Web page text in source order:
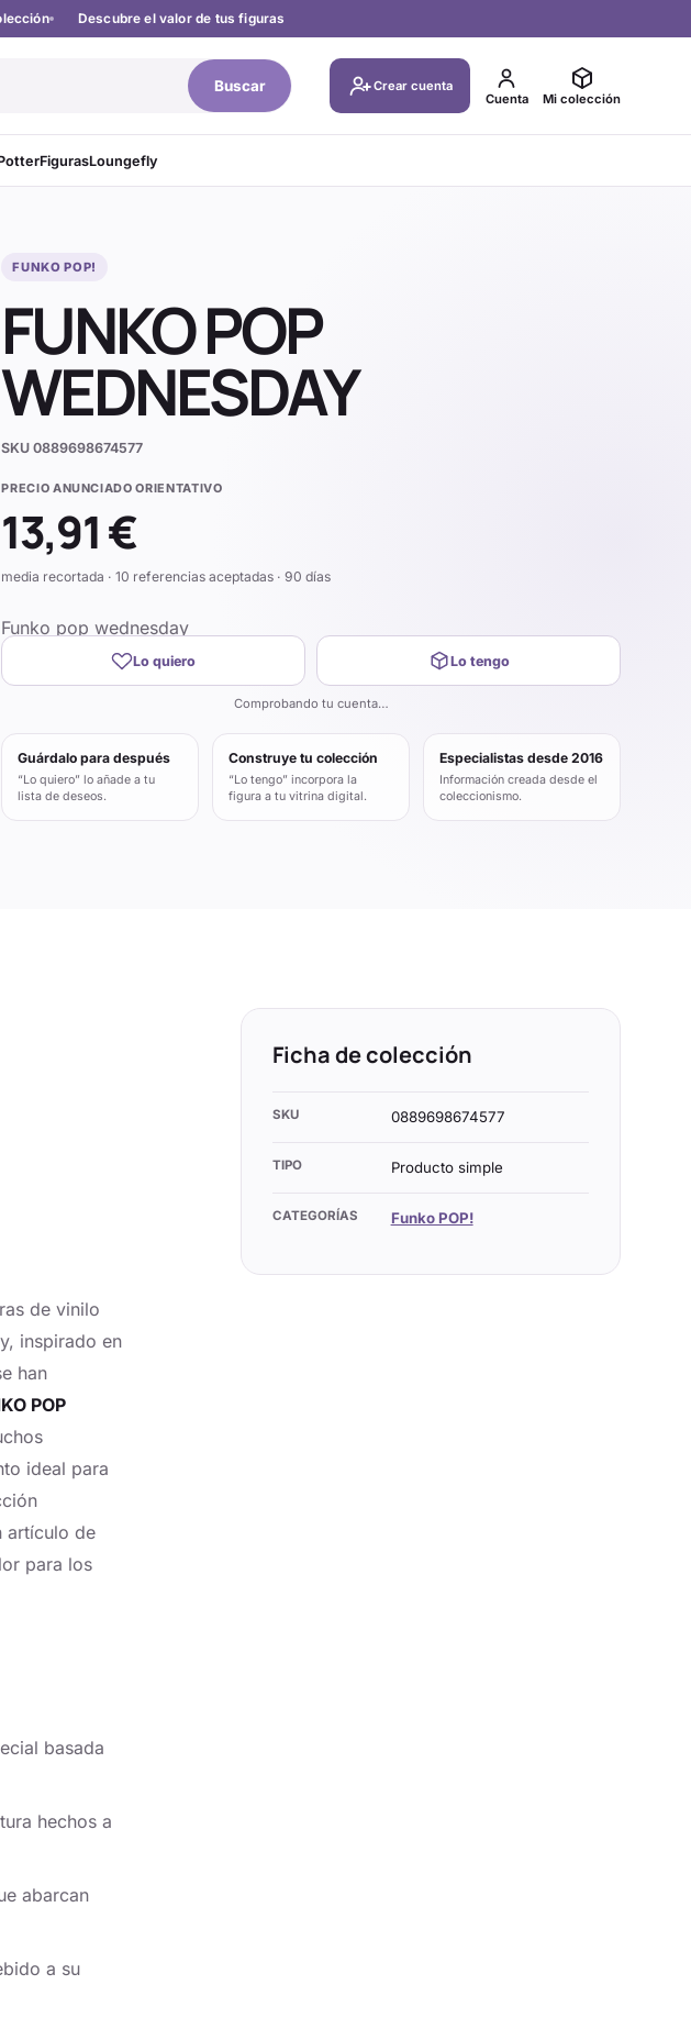
Descubre el valor de tus figuras
Buscar
Crear cuenta
Cuenta
Mi colección
FigurasLoungefly
FUNKO POP!
FUNKO POP
WEDNESDAY
SKU0889698674577
PRECIO ANUNCIADO ORIENTATIVO
13,91 €
media recortada · 10 referencias aceptadas · 90 días
Funko pop wednesday
Lo quiero Lo tengo
Comprobando tu cuenta…
Guárdalo para después
“Lo quiero” lo añade a tu
lista de deseos.
Construye tu colección
“Lo tengo” incorpora la
figura a tu vitrina digital.
Especialistas desde 2016
Información creada desde el
coleccionismo.
de vinilo
inspirado en
han
POP
ideal para
artículo de
para los
basada
hechos a
abarcan
a su
Ficha de colección
SKU 0889698674577
TIPO Producto simple
CATEGORÍAS Funko POP!